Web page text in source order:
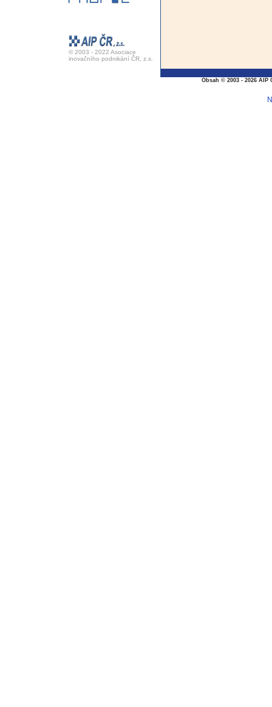
© 2003 - 2022 Asociace
inovačního podnikání ČR, z.s.
Obsah © 2003 - 2026